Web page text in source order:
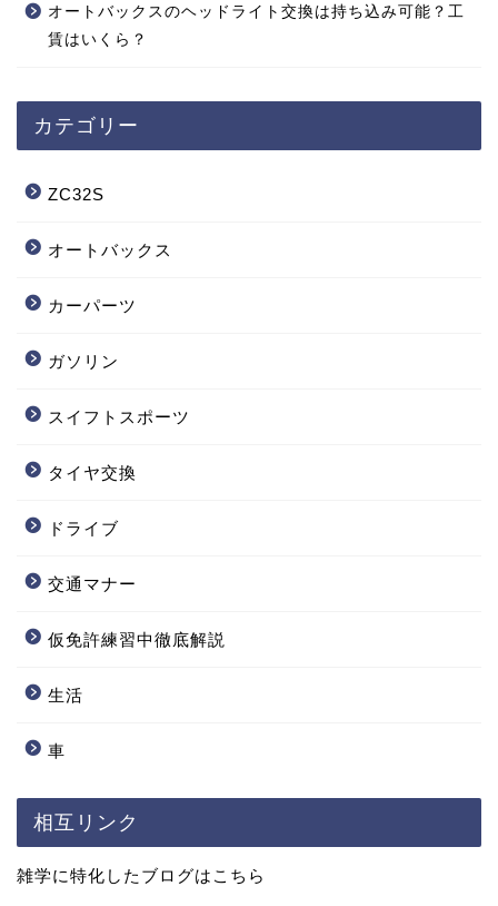
オートバックスのヘッドライト交換は持ち込み可能？工
賃はいくら？
カテゴリー
ZC32S
オートバックス
カーパーツ
ガソリン
スイフトスポーツ
タイヤ交換
ドライブ
交通マナー
仮免許練習中徹底解説
生活
車
相互リンク
雑学に特化したブログはこちら